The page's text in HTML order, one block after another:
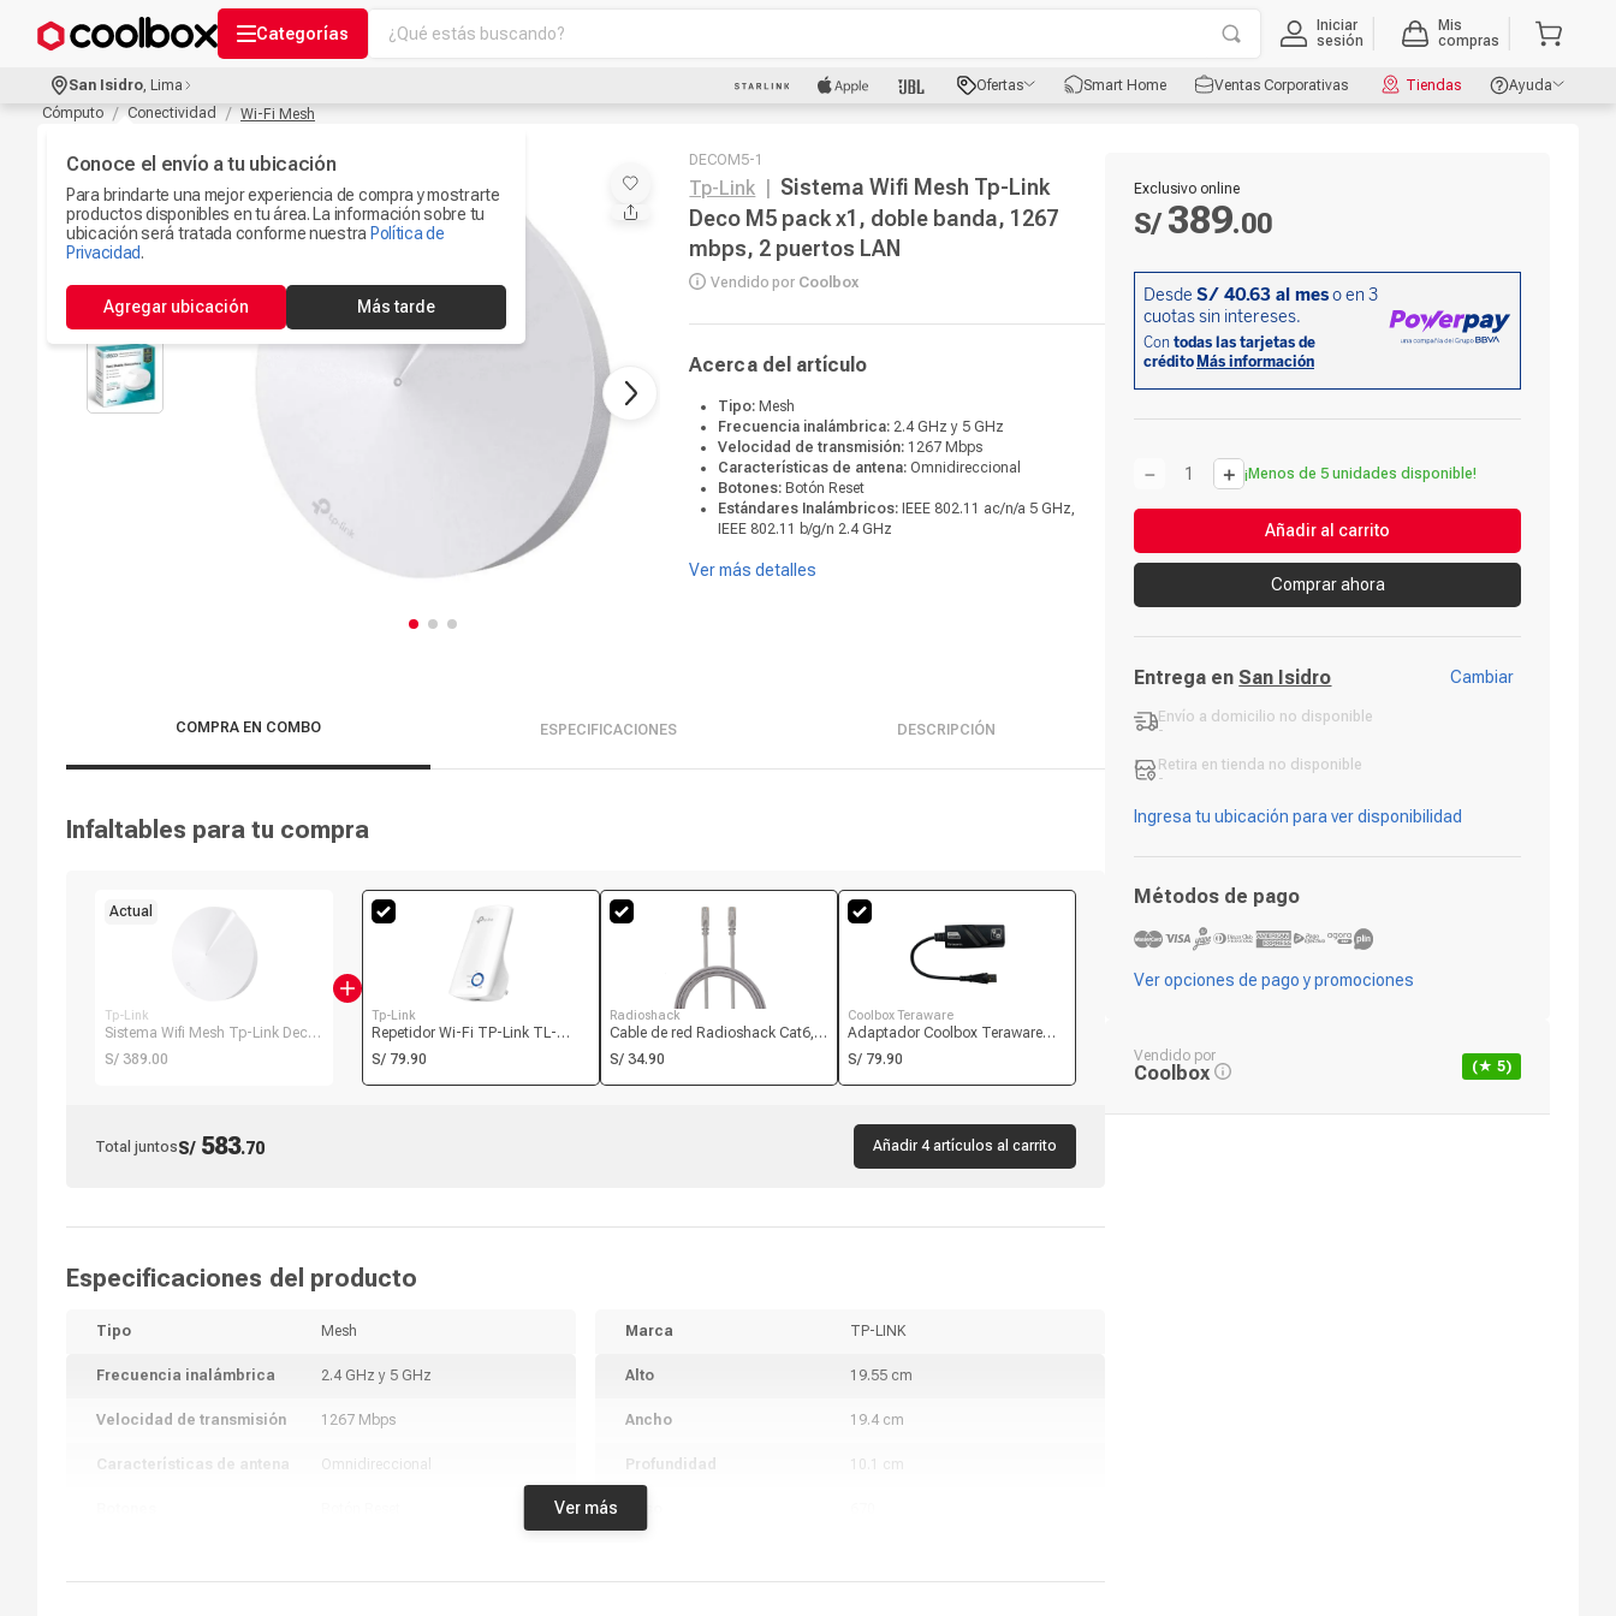
Categorías
¿Qué estás buscando?
3.
Ipad
Iphone 17
Microfono
Camaras Seguridad
7.
Iniciar
sesión
Mis
compras
San Isidro, Lima
Conoce el envío a tu ubicación
Para brindarte una mejor experiencia de compra y mostrarte
productos disponibles en tu área. La información sobre tu
ubicación será tratada conforme nuestra Política de
Privacidad.
Agregar ubicación Más tarde
Ofertas Smart Home Ventas Corporativas Tiendas
Ayuda
Cómputo
Conectividad Wi-Fi Mesh
DECOM5-1
Tp-Link
Sistema Wifi Mesh Tp-Link
Deco M5 pack x1, doble banda, 1267
mbps, 2 puertos LAN
Vendido por Coolbox
Acerca del artículo
Tipo: Mesh
Frecuencia inalámbrica:2.4 GHz y 5 GHz
Velocidad de transmisión: 1267 Mbps
Características de antena:Omnidireccional
Botones: Botón Reset
Estándares Inalámbricos: IEEE 802.11 ac/n/a 5 GHz,
IEEE 802.11 b/g/n 2.4 GHz
Ver más detalles
COMPRA EN COMBO ESPECIFICACIONES DESCRIPCIÓN
Infaltables para tu compra
Actual
Tp-Link
Sistema Wifi Mesh Tp-Link Deco
M5 pack x1, doble banda, 1267
S/ 389.00
Tp-Link
Repetidor Wi-Fi TP-Link TL-
WA850RE 300 Mbps, 1 puerto
S/ 79.90
Radioshack
Cable de red Radioshack Cat6,
conector RJ45, 7.6 metros, gris
S/ 34.90
Coolbox Teraware
Adaptador Coolbox Teraware
USB 3.0 1 puerto RJ45
S/ 79.90
Total juntosS/ 583.70 Añadir 4 artículos al carrito
Especificaciones del producto
Tipo Mesh
Frecuencia inalámbrica 2.4 GHz y 5 GHz
Velocidad de transmisión 1267 Mbps
Características de antena Omnidireccional
Marca TP-LINK
Alto 19.55 cm
Ancho 19.4 cm
Profundidad 10.1 cm
Ver más
Exclusivo online
S/ 389.00
＋
－ ¡Menos de 5 unidades disponible!
Añadir al carrito
Comprar ahora
Entrega en San Isidro Cambiar
Envío a domicilio no disponible
-
Retira en tienda no disponible
-
Ingresa tu ubicación para ver disponibilidad
Métodos de pago
Ver opciones de pago y promociones
Vendido por
Coolbox (★ 5)